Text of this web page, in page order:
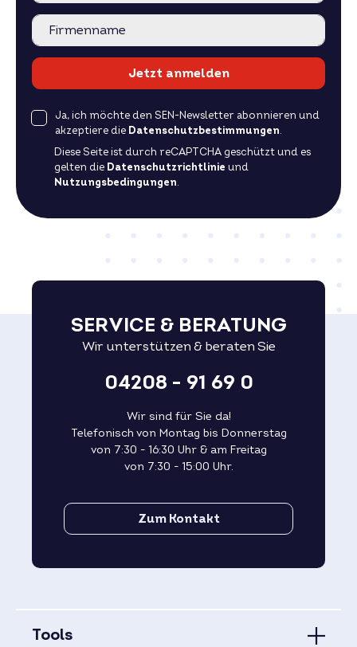
Jetzt anmelden
Ja, ich möchte den SEN-Newsletter abonnieren und
akzeptiere die Datenschutzbestimmungen.
Diese Seite ist durch reCAPTCHA geschützt und es
gelten die Datenschutzrichtlinie und
Nutzungsbedingungen.
SERVICE & BERATUNG
Wir unterstützen & beraten Sie
04208 - 91 69 0
Wir sind für Sie da!
Telefonisch von Montag bis Donnerstag
von 7:30 - 16:30 Uhr & am Freitag
von 7:30 - 15:00 Uhr.
Zum Kontakt
Tools